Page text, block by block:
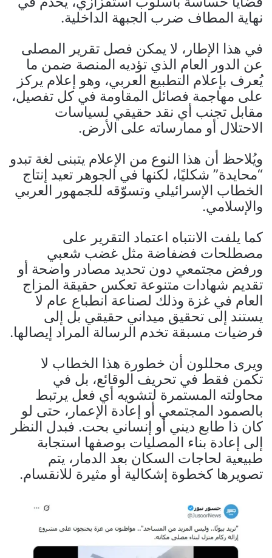
نهاية المطاف ضرب الجبهة الداخلية.
في هذا الإطار، لا يمكن فصل تقرير المصلى
عن الدور العام الذي تؤديه المنصة ضمن ما
يُعرف بإعلام التطبيع العربي، وهو إعلام يركز
على مهاجمة فصائل المقاومة في كل تفصيل،
مقابل تجنب أي نقد حقيقي لسياسات
الاحتلال أو ممارساته على الأرض.
ويُلاحظ أن هذا النوع من الإعلام يتبنى لغة تبدو
“محايدة” شكليًا، لكنها في الجوهر تعيد إنتاج
الخطاب الإسرائيلي وتسوّقه للجمهور العربي
والإسلامي.
كما يلفت الانتباه اعتماد التقرير على
مصطلحات فضفاضة مثل غضب شعبي
ورفض مجتمعي دون تحديد مصادر واضحة أو
تقديم شهادات متنوعة تعكس حقيقة المزاج
العام في غزة وذلك لصناعة انطباع عام لا
يستند إلى تحقيق ميداني حقيقي بل إلى
فرضيات مسبقة تخدم الرسالة المراد إيصالها.
ويرى محللون أن خطورة هذا الخطاب لا
تكمن فقط في تحريف الوقائع، بل في
محاولته المستمرة لتشويه أي فعل يرتبط
بالصمود المجتمعي أو إعادة الإعمار، حتى لو
كان ذا طابع ديني أو إنساني بحت. فبدل النظر
إلى إعادة بناء المصليات بوصفها استجابة
طبيعية لحاجات السكان بعد الدمار، يتم
تصويرها كخطوة إشكالية أو مثيرة للانقسام.